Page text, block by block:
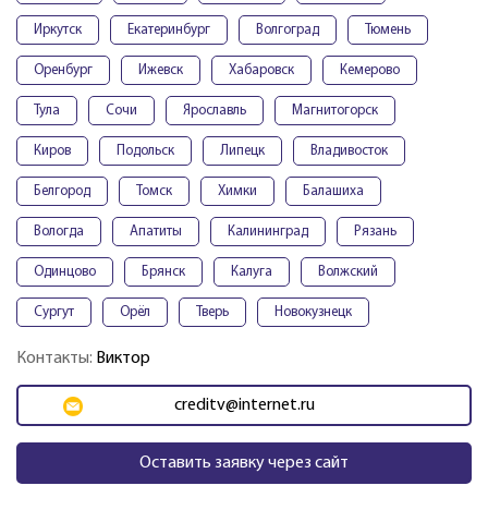
Иркутск Екатеринбург Волгоград Тюмень
Оренбург Ижевск Хабаровск Кемерово
Тула Сочи Ярославль Магнитогорск
Киров Подольск Липецк Владивосток
Белгород Томск Химки Балашиха
Вологда Апатиты Калининград Рязань
Одинцово Брянск Калуга Волжский
Сургут Орёл Тверь Новокузнецк
Контакты: Виктор
creditv@internet.ru
Оставить заявку через сайт